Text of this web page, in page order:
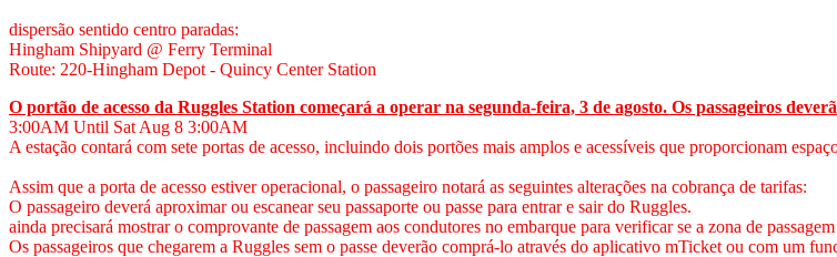
dispersão sentido centro paradas:
Hingham Shipyard @ Ferry Terminal
Route: 220-Hingham Depot - Quincy Center Station
O portão de acesso da Ruggles Station começará a operar na segunda-feira, 3 de agosto. Os passageiros
3:00AM Until Sat Aug 8 3:00AM
A estação contará com sete portas de acesso, incluindo dois portões mais amplos e acessíveis que proporcionam
Assim que a porta de acesso estiver operacional, o passageiro notará as seguintes alterações na cobrança de tarifas:
O passageiro deverá aproximar ou escanear seu passaporte ou passe para entrar e sair do Ruggles.
ainda precisará mostrar o comprovante de passagem aos condutores no embarque para verificar se a zona de
Os passageiros que chegarem a Ruggles sem o passe deverão comprá-lo através do aplicativo mTicket ou com um